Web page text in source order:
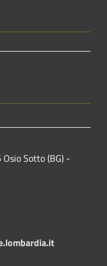
Sotto (BG) -